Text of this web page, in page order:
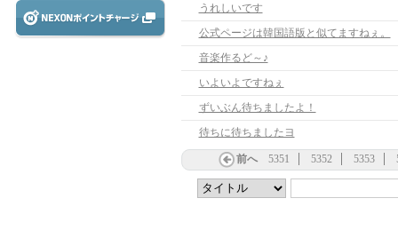
うれしいです
公式ページは韓国語版と似てますねぇ。
音楽作るど～♪
いよいよですねぇ
ずいぶん待ちましたよ！
待ちに待ちましたヨ
前へ 5351 5352 5353